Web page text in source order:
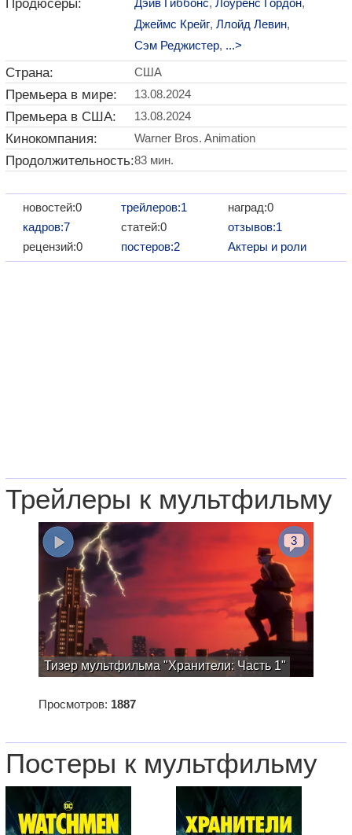
Продюсеры: Дэйв Гиббонс, Лоуренс Гордон,
Джеймс Крейг, Ллойд Левин,
Сэм Реджистер, ...>
Страна: США
Премьера в мире: 13.08.2024
Премьера в США: 13.08.2024
Кинокомпания: Warner Bros. Animation
Продолжительность:83 мин.
новостей:0
кадров:7
рецензий:0
трейлеров:1
статей:0
постеров:2
наград:0
отзывов:1
Актеры и роли
Трейлеры к мультфильму
Тизер мультфильма "Хранители: Часть 1"
3
Просмотров: 1887
Постеры к мультфильму